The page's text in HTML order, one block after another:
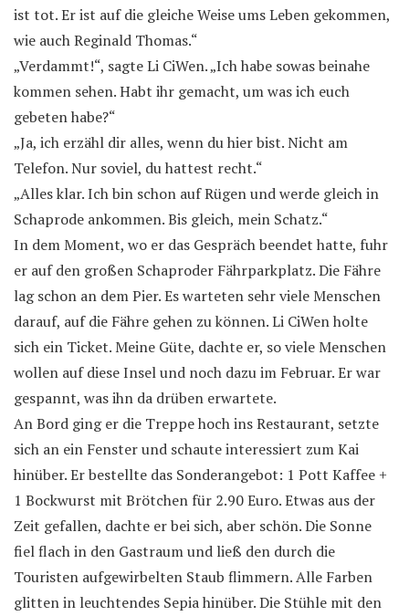
ist tot. Er ist auf die gleiche Weise ums Leben gekommen,
wie auch Reginald Thomas.“
„Verdammt!“, sagte Li CiWen. „Ich habe sowas beinahe
kommen sehen. Habt ihr gemacht, um was ich euch
gebeten habe?“
„Ja, ich erzähl dir alles, wenn du hier bist. Nicht am
Telefon. Nur soviel, du hattest recht.“
„Alles klar. Ich bin schon auf Rügen und werde gleich in
Schaprode ankommen. Bis gleich, mein Schatz.“
In dem Moment, wo er das Gespräch beendet hatte, fuhr
er auf den großen Schaproder Fährparkplatz. Die Fähre
lag schon an dem Pier. Es warteten sehr viele Menschen
darauf, auf die Fähre gehen zu können. Li CiWen holte
sich ein Ticket. Meine Güte, dachte er, so viele Menschen
wollen auf diese Insel und noch dazu im Februar. Er war
gespannt, was ihn da drüben erwartete.
An Bord ging er die Treppe hoch ins Restaurant, setzte
sich an ein Fenster und schaute interessiert zum Kai
hinüber. Er bestellte das Sonderangebot: 1 Pott Kaffee +
1 Bockwurst mit Brötchen für 2.90 Euro. Etwas aus der
Zeit gefallen, dachte er bei sich, aber schön. Die Sonne
fiel flach in den Gastraum und ließ den durch die
Touristen aufgewirbelten Staub flimmern. Alle Farben
glitten in leuchtendes Sepia hinüber. Die Stühle mit den